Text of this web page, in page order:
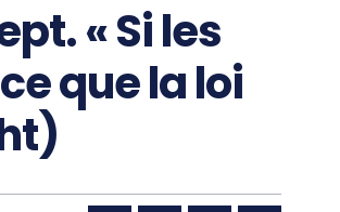
« Si les
que la loi